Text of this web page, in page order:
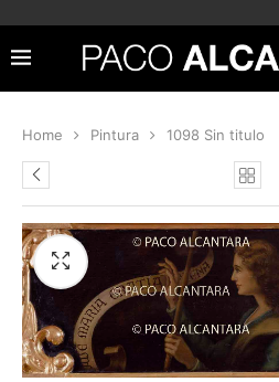
Home Pintura 1098 Sin titulo